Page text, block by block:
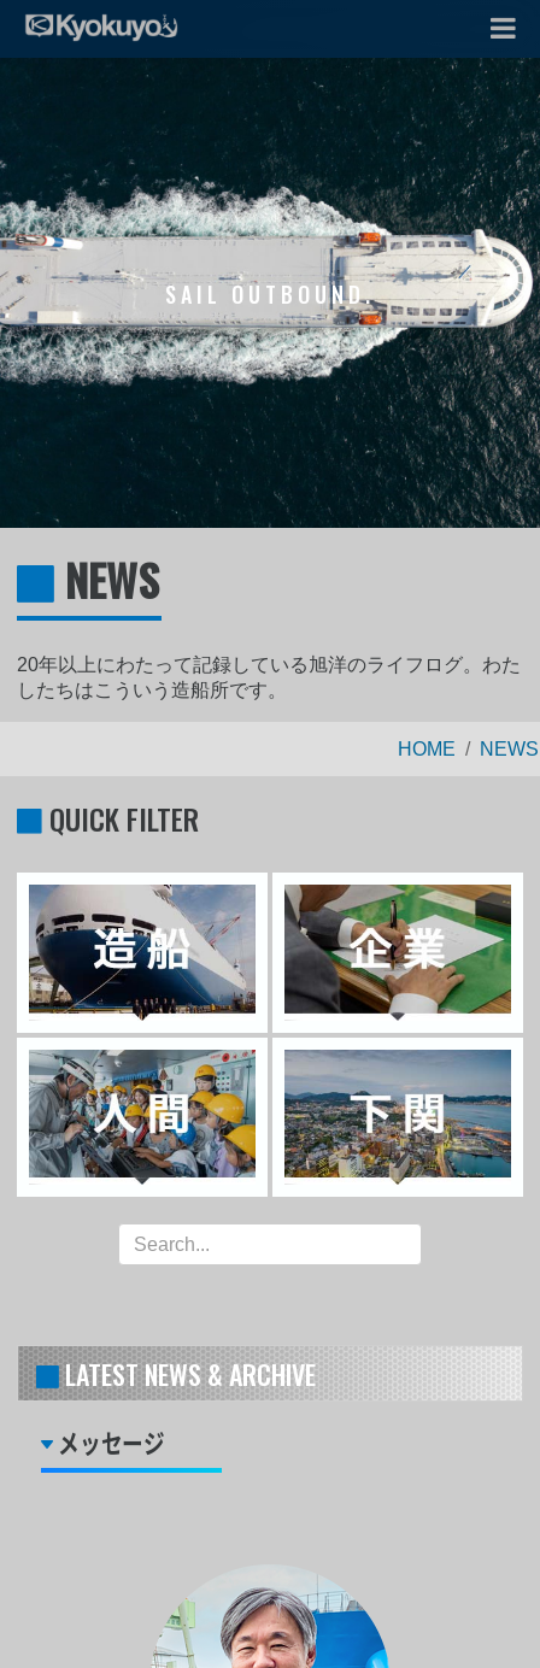
SAIL OUTBOUND.
NEWS
20年以上にわたって記録している旭洋のライフログ。わた
したちはこういう造船所です。
HOME NEWS
QUICK FILTER
LATEST NEWS & ARCHIVE
メッセージ